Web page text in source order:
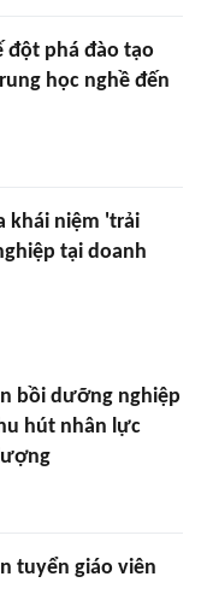
đột phá đào tạo
học nghề đến
khái niệm 'trải
tại doanh
bồi dưỡng nghiệp
hút nhân lực
tuyển giáo viên